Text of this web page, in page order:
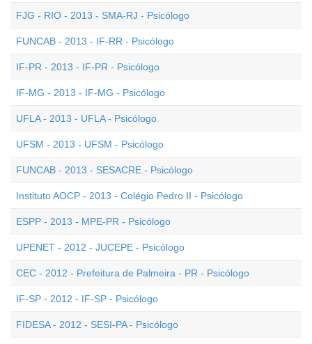
FJG - RIO - 2013 - SMA-RJ - Psicólogo
FUNCAB - 2013 - IF-RR - Psicólogo
IF-PR - 2013 - IF-PR - Psicólogo
IF-MG - 2013 - IF-MG - Psicólogo
UFLA - 2013 - UFLA - Psicólogo
UFSM - 2013 - UFSM - Psicólogo
FUNCAB - 2013 - SESACRE - Psicólogo
Instituto AOCP - 2013 - Colégio Pedro II - Psicólogo
ESPP - 2013 - MPE-PR - Psicólogo
UPENET - 2012 - JUCEPE - Psicólogo
CEC - 2012 - Prefeitura de Palmeira - PR - Psicólogo
IF-SP - 2012 - IF-SP - Psicólogo
FIDESA - 2012 - SESI-PA - Psicólogo